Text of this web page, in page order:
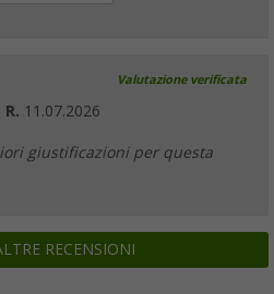
Valutazione verificata
R. 11.07.2026
giustificazioni per questa
RECENSIONI